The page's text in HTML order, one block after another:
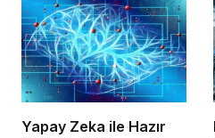
Yapay Zeka ile Hazır